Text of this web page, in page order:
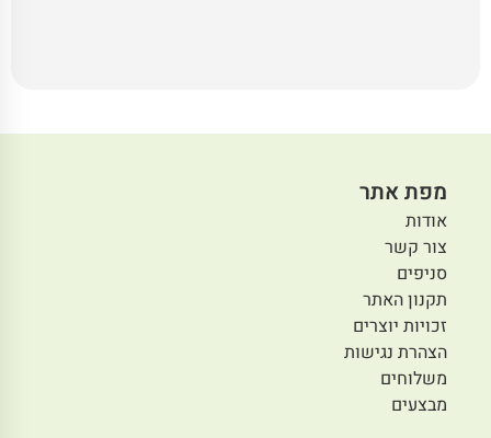
מפת אתר
אודות
צור קשר
סניפים
תקנון האתר
זכויות יוצרים
הצהרת נגישות
משלוחים
מבצעים